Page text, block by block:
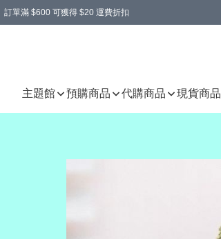
訂單滿 $600 可獲得 $20 運費折扣
主題館 預購商品 代購商品 現貨商品